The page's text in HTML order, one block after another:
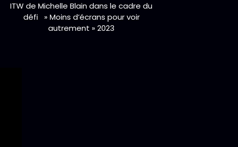
ITW de Michelle Blain dans le cadre du
défi » Moins d’écrans pour voir
autrement » 2023